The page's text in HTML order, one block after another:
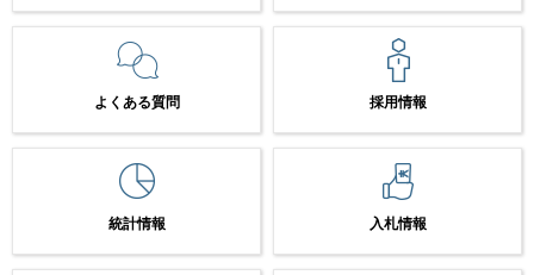
よくある質問 採用情報
統計情報 入札情報